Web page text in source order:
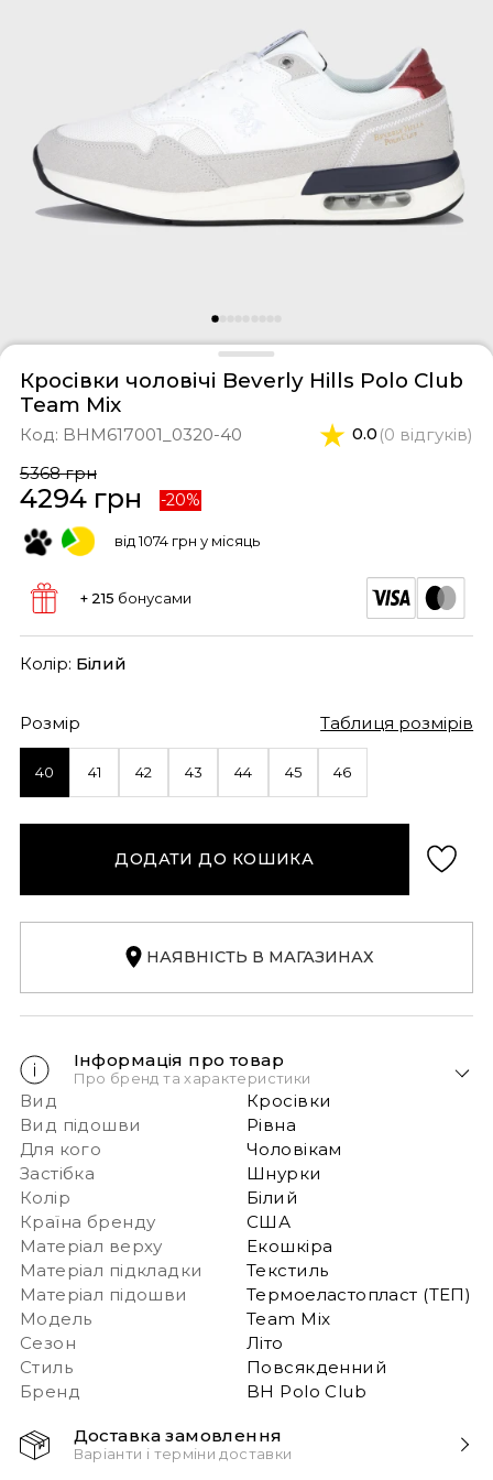
костюми
Кросівки чоловічі Beverly Hills Polo Club
Team Mix
Код: BHM617001_0320-40 0.0 (0 відгуків)
5368 грн
4294 грн -20%
від 1074 грн у місяць
+ 215 бонусами
Колір: Білий
Розмір Таблиця розмірів
40 41 42 43 44 45 46
ДОДАТИ ДО КОШИКА
НАЯВНІСТЬ В МАГАЗИНАХ
Інформація про товар
Про бренд та характеристики
Вид
Кросівки
Вид підошви
Рівна
Для кого
Чоловікам
Застібка
Шнурки
Колір
Білий
Країна бренду
США
Матеріал верху
Екошкіра
Матеріал підкладки
Текстиль
Матеріал підошви
Термоеластопласт (ТЕП)
Модель
Team Mix
Сезон
Літо
Стиль
Повсякденний
Бренд
BH Polo Club
Доставка замовлення
Варіанти і терміни доставки